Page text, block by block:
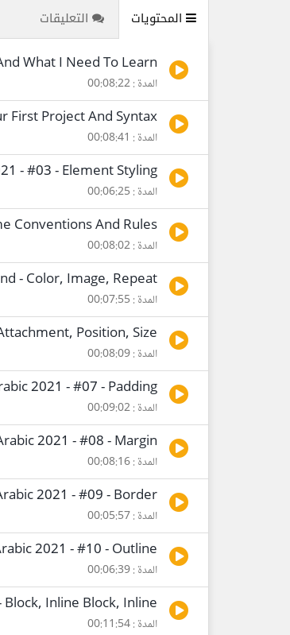
المحتويات التعليقات
What I Need To Learn
المدة : 00:08:22
First Project And Syntax
المدة : 00:08:41
- #03 - Element Styling
المدة : 00:06:25
Conventions And Rules
المدة : 00:08:02
- Color, Image, Repeat
المدة : 00:07:55
Position, Size
المدة : 00:08:09
2021 - #07 - Padding
المدة : 00:09:02
2021 - #08 - Margin
المدة : 00:08:16
2021 - #09 - Border
المدة : 00:05:57
2021 - #10 - Outline
المدة : 00:06:39
Block, Inline Block, Inline
المدة : 00:11:54